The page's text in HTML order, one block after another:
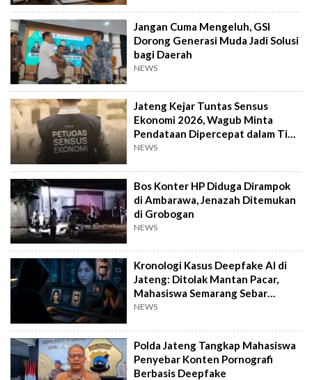
Jangan Cuma Mengeluh, GSI
Dorong Generasi Muda Jadi Solusi
bagi Daerah
NEWS
Jateng Kejar Tuntas Sensus
Ekonomi 2026, Wagub Minta
Pendataan Dipercepat dalam Tiga
Pekan
NEWS
Bos Konter HP Diduga Dirampok
di Ambarawa, Jenazah Ditemukan
di Grobogan
NEWS
Kronologi Kasus Deepfake AI di
Jateng: Ditolak Mantan Pacar,
Mahasiswa Semarang Sebar
Konten Porno
NEWS
Polda Jateng Tangkap Mahasiswa
Penyebar Konten Pornografi
Berbasis Deepfake